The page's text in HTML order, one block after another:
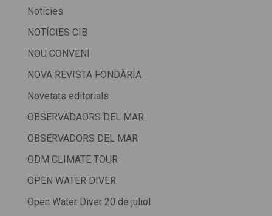
Notícies
NOTÍCIES CIB
NOU CONVENI
NOVA REVISTA FONDÀRIA
Novetats editorials
OBSERVADAORS DEL MAR
OBSERVADORS DEL MAR
ODM CLIMATE TOUR
OPEN WATER DIVER
Open Water Diver 20 de juliol